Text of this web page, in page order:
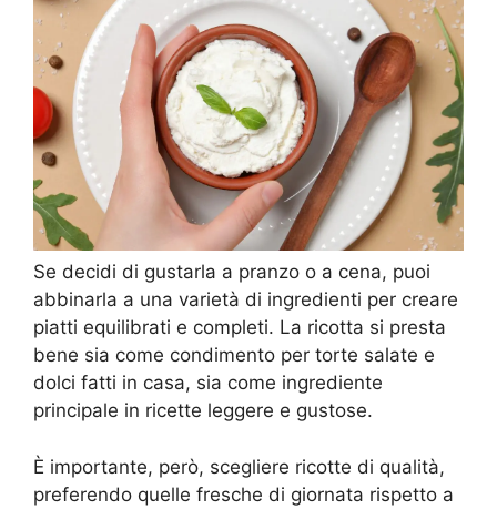
Se decidi di gustarla a pranzo o a cena, puoi
abbinarla a una varietà di ingredienti per creare
piatti equilibrati e completi. La ricotta si presta
bene sia come condimento per torte salate e
dolci fatti in casa, sia come ingrediente
principale in ricette leggere e gustose.
È importante, però, scegliere ricotte di qualità,
preferendo quelle fresche di giornata rispetto a